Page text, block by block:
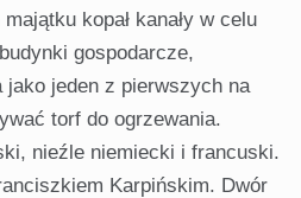
kopał kanały w celu
gospodarcze,
jako jeden z pierwszych na
torf do ogrzewania.
nieźle niemiecki i francuski.
Karpińskim. Dwór